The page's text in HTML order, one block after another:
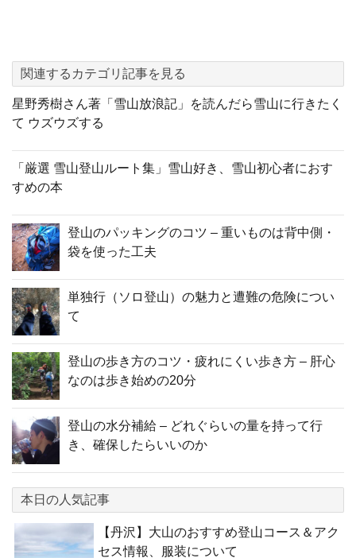
関連するカテゴリ記事を見る
星野秀樹さん著「雪山放浪記」を読んだら雪山に行きたく
て ウズウズする
「厳選 雪山登山ルート集」雪山好き、雪山初心者におす
すめの本
登山のパッキングのコツ – 重いものは背中側・
袋を使った工夫
単独行（ソロ登山）の魅力と遭難の危険につい
て
登山の歩き方のコツ・疲れにくい歩き方 – 肝心
なのは歩き始めの20分
登山の水分補給 – どれぐらいの量を持って行
き、確保したらいいのか
本日の人気記事
【丹沢】大山のおすすめ登山コース＆アク
セス情報、服装について